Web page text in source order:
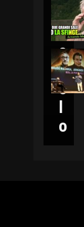
C
I
C
C
O
L
O